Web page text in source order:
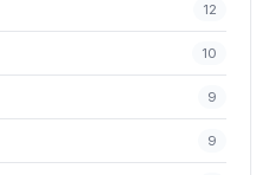
12
10
9
9